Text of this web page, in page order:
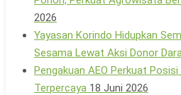
2026
Yayasan Korindo Hidupkan
Sesama Lewat Aksi Donor
Pengakuan AEO Perkuat
Terpercaya 18 Juni 2026